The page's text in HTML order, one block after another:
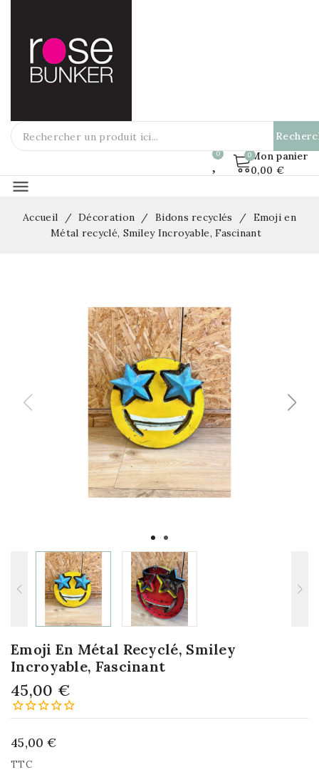
Mon panier
0,00 €
menu
Accueil Décoration Bidons recyclés
Emoji en
Métal recyclé, Smiley Incroyable, Fascinant
Emoji En Métal Recyclé, Smiley
Incroyable, Fascinant
45,00 €
45,00 €
TTC